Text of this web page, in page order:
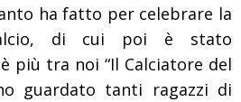
ha fatto per celebrare la
di cui poi è stato
più tra noi “Il Calciatore del
guardato tanti ragazzi di